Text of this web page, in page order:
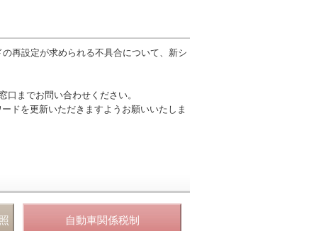
再設定が求められる不具合について、新シ
口までお問い合わせください。
ドを更新いただきますようお願いいたしま
自動車関係税制